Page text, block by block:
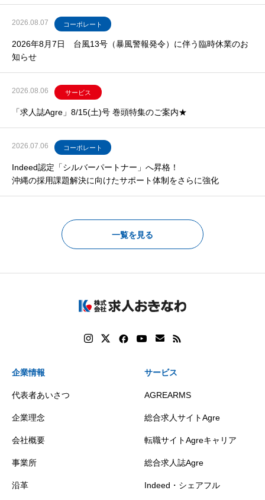
2026.08.07 コーポレート
2026年8月7日 台風13号（暴風警報発令）に伴う臨時休業のお
知らせ
2026.08.06 サービス
「求人誌Agre」8/15(土)号 巻頭特集のご案内★
2026.07.06 コーポレート
Indeed認定「シルバーパートナー」へ昇格！
沖縄の採用課題解決に向けたサポート体制をさらに強化
一覧を見る
企業情報
代表者あいさつ
企業理念
会社概要
事業所
沿革
サービス
AGREARMS
総合求人サイトAgre
転職サイトAgreキャリア
総合求人誌Agre
Indeed・シェアフル